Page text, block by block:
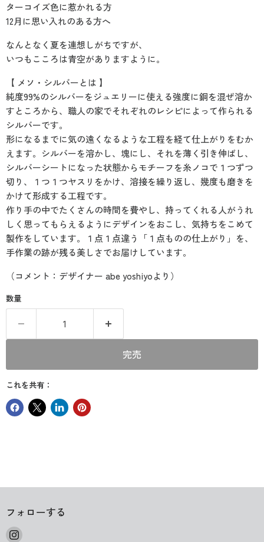
ターコイズ色に惹かれる方
12月に思い入れのある方へ
なんとなく夏を連想しがちですが、
いつもこころは青空がありますように。
【 メソ・シルバーとは 】
純度99%のシルバーをジュエリーに使える強度に銅を混ぜ溶か
すところから、職人の家でそれぞれのレシピによって作られる
シルバーです。
形になるまでに気の遠くなるような工程を経て仕上がりをむか
えます。シルバーを溶かし、塊にし、それを薄く引き伸ばし、
シルバーシートになった状態からモチーフを糸ノコで１つずつ
切り、１つ１つヤスリをかけ、溶接を繰り返し、幾度も磨きを
かけて形成する工程です。
作り手の中でたくさんの時間を費やし、持ってくれる人がうれ
しく思ってもらえるようにデザインをおこし、気持ちをこめて
製作をしています。１点１点違う「１点ものの仕上がり」を、
手作業の跡が残る美しさでお届けしています。
（コメント：デザイナー abe yoshiyoより）
数量
完売
これを共有：
フォローする
Instagram